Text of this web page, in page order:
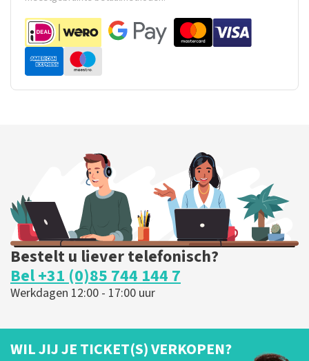
Bestelt u liever telefonisch?
Bel +31 (0)85 744 144 7
Werkdagen 12:00 - 17:00 uur
WIL JIJ JE TICKET(S) VERKOPEN?